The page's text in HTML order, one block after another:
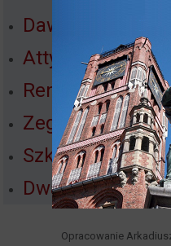
Dawne witraże
Attyki toruńskie
Renesansowy
Zegar Kopernika
Szkoły w
Dwa (jeden)
​Opracowanie